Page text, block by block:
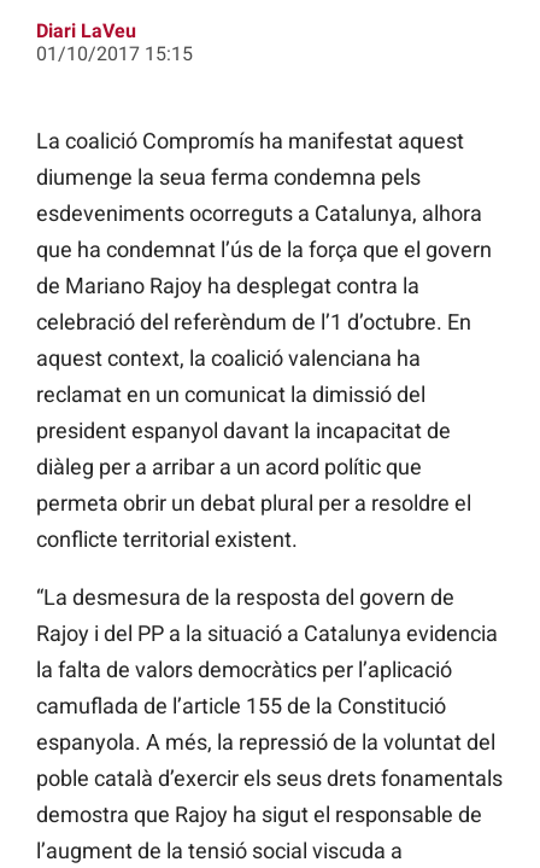
Diari LaVeu
01/10/2017 15:15
La coalició Compromís ha manifestat aquest
diumenge la seua ferma condemna pels
esdeveniments ocorreguts a Catalunya, alhora
que ha condemnat l’ús de la força que el govern
de Mariano Rajoy ha desplegat contra la
celebració del referèndum de l’1 d’octubre. En
aquest context, la coalició valenciana ha
reclamat en un comunicat la dimissió del
president espanyol davant la incapacitat de
diàleg per a arribar a un acord polític que
permeta obrir un debat plural per a resoldre el
conflicte territorial existent.
“La desmesura de la resposta del govern de
Rajoy i del PP a la situació a Catalunya evidencia
la falta de valors democràtics per l’aplicació
camuflada de l’article 155 de la Constitució
espanyola. A més, la repressió de la voluntat del
poble català d’exercir els seus drets fonamentals
demostra que Rajoy ha sigut el responsable de
l’augment de la tensió social viscuda a